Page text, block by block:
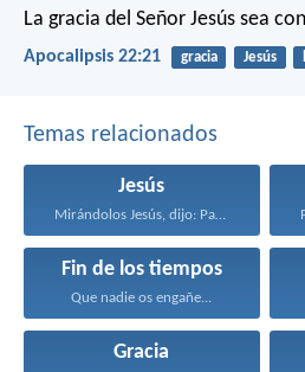
La gracia del Señor Jesús sea
Apocalipsis 22:21 gracia Jesús
Temas relacionados
Jesús
Mirándolos Jesús, dijo: Para...
Fin de los tiempos
Que nadie os engañe...
Gracia